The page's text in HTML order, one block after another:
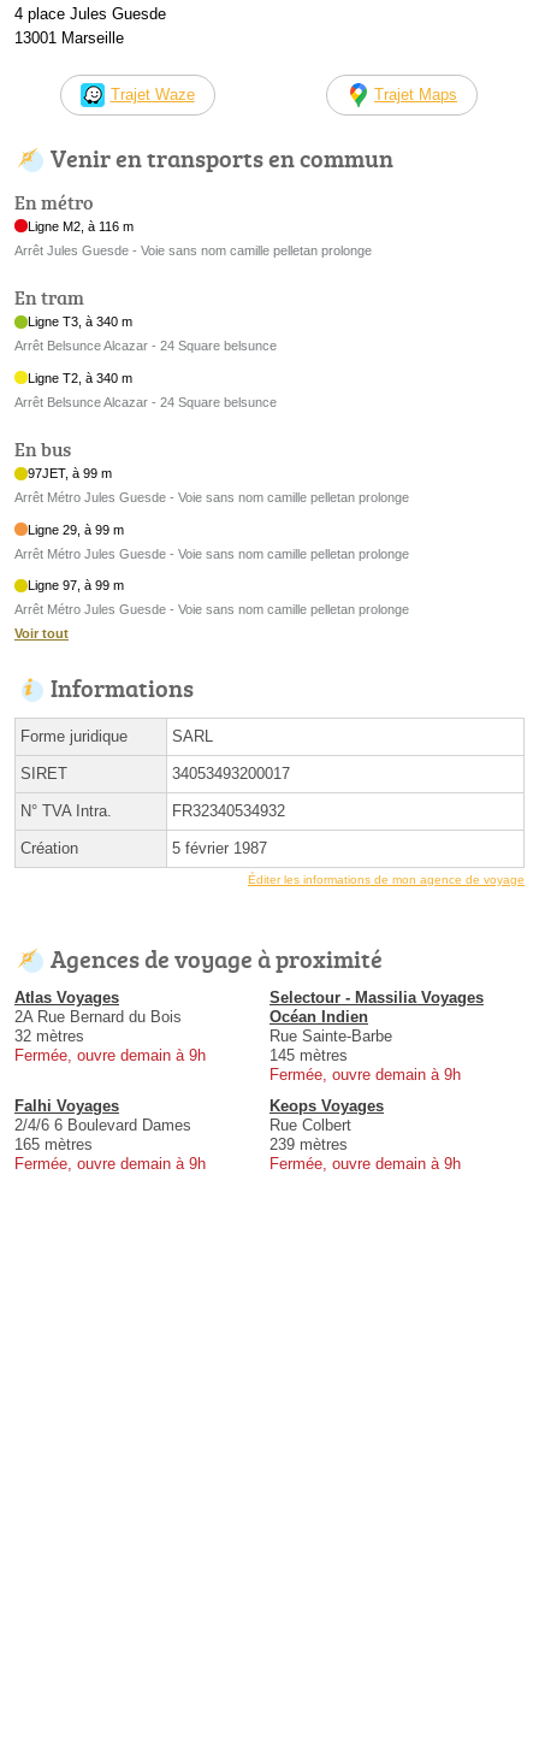
4 place Jules Guesde
13001 Marseille
Trajet Waze Trajet Maps
Venir en transports en commun
En métro
Ligne M2, à 116 m
Arrêt Jules Guesde - Voie sans nom camille pelletan prolonge
En tram
Ligne T3, à 340 m
Arrêt Belsunce Alcazar - 24 Square belsunce
Ligne T2, à 340 m
Arrêt Belsunce Alcazar - 24 Square belsunce
En bus
97JET, à 99 m
Arrêt Métro Jules Guesde - Voie sans nom camille pelletan prolonge
Ligne 29, à 99 m
Arrêt Métro Jules Guesde - Voie sans nom camille pelletan prolonge
Ligne 97, à 99 m
Arrêt Métro Jules Guesde - Voie sans nom camille pelletan prolonge
Voir tout
Informations
Forme juridique SARL
SIRET 34053493200017
N° TVA Intra. FR32340534932
Création 5 février 1987
Éditer les informations de mon agence de voyage
Agences de voyage à proximité
Atlas Voyages
2A Rue Bernard du Bois
32 mètres
Fermée, ouvre demain à 9h
Selectour - Massilia Voyages
Océan Indien
Rue Sainte-Barbe
145 mètres
Fermée, ouvre demain à 9h
Falhi Voyages
2/4/6 6 Boulevard Dames
165 mètres
Fermée, ouvre demain à 9h
Keops Voyages
Rue Colbert
239 mètres
Fermée, ouvre demain à 9h